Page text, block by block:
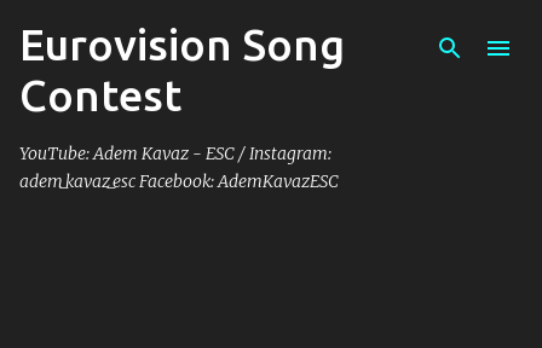
Skip to main content
Eurovision Song
Contest
YouTube: Adem Kavaz - ESC / Instagram:
adem_kavaz_esc Facebook: AdemKavazESC